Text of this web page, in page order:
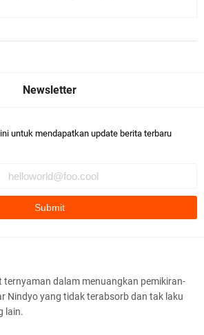
untuk mendapatkan update berita terbaru
ternyaman dalam menuangkan pemikiran-
Nindyo yang tidak terabsorb dan tak laku
lain.